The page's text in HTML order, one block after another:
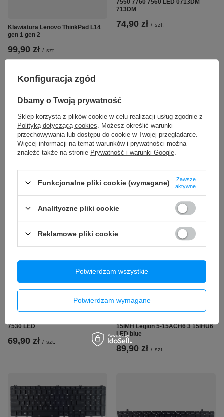
Klawiatura Lenovo ThinkPad L14
gen 1 gen 2
99,90 zł / szt.
7550 7760 7560 LED 0713DM
713DM
74,90 zł / szt.
Klawiatura Dell Precision 5510
M5510 5520 M5520 5530 5540 XPS
74,90 zł szt.
Klawiatura do HP Omen 17-CB
LED RGB L62863-001 L63808-001
189,90 zł / szt.
Klawiatura do Dell Latitude 5420
7530 LED
69,90 zł / szt.
Klawiatura do Lenovo Gaming 3
15IMH Legion 5-15ACH6 3 15IHU6
LED blue
89,90 zł / szt.
Konfiguracja zgód
Dbamy o Twoją prywatność
Sklep korzysta z plików cookie w celu realizacji usług zgodnie z
Polityką dotyczącą cookies . Możesz określić warunki
przechowywania lub dostępu do cookie w Twojej przeglądarce.
Więcej informacji na temat warunków i prywatności można
znaleźć także na stronie Prywatność i warunki Google
Funkcjonalne pliki cookie (wymagane)
Zawsze
aktywne
Analityczne pliki cookie
Reklamowe pliki cookie
Potwierdzam wymagane
Potwierdzam wszystkie